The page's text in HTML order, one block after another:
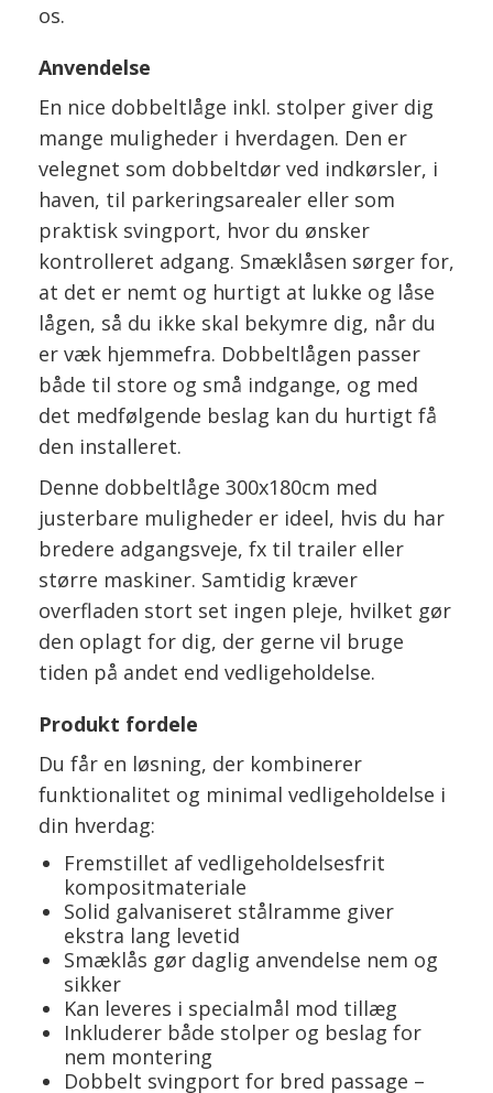
os.
Anvendelse
En nice dobbeltlåge inkl. stolper giver dig
mange muligheder i hverdagen. Den er
velegnet som dobbeltdør ved indkørsler, i
haven, til parkeringsarealer eller som
praktisk svingport, hvor du ønsker
kontrolleret adgang. Smæklåsen sørger for,
at det er nemt og hurtigt at lukke og låse
lågen, så du ikke skal bekymre dig, når du
er væk hjemmefra. Dobbeltlågen passer
både til store og små indgange, og med
det medfølgende beslag kan du hurtigt få
den installeret.
Denne dobbeltlåge 300x180cm med
justerbare muligheder er ideel, hvis du har
bredere adgangsveje, fx til trailer eller
større maskiner. Samtidig kræver
overfladen stort set ingen pleje, hvilket gør
den oplagt for dig, der gerne vil bruge
tiden på andet end vedligeholdelse.
Produkt fordele
Du får en løsning, der kombinerer
funktionalitet og minimal vedligeholdelse i
din hverdag:
Fremstillet af vedligeholdelsesfrit
kompositmateriale
Solid galvaniseret stålramme giver
ekstra lang levetid
Smæklås gør daglig anvendelse nem og
sikker
Kan leveres i specialmål mod tillæg
Inkluderer både stolper og beslag for
nem montering
Dobbelt svingport for bred passage –